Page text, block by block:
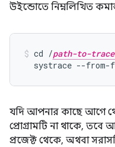
উইন্ডোতে নিম্নলিখিত
cd /path-to-
systrace --from-
যদি আপনার কাছে আগে
প্রোগ্রামটি না থাকে,
প্রজেক্ট থেকে, অথবা